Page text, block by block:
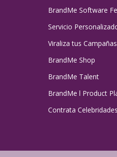
BrandMe Software
Servicio
Viraliza tus Campañas
BrandMe Shop
BrandMe Talent
BrandMe l Product
Contrata Celebridades